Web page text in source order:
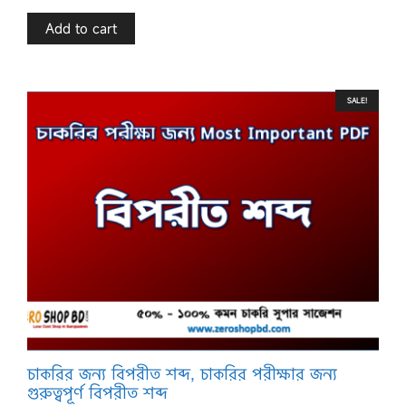
o
Add to cart
SALE!
চাকরির জন্য বিপরীত শব্দ, চাকরির পরীক্ষার জন্য
গুরুত্বপূর্ণ বিপরীত শব্দ